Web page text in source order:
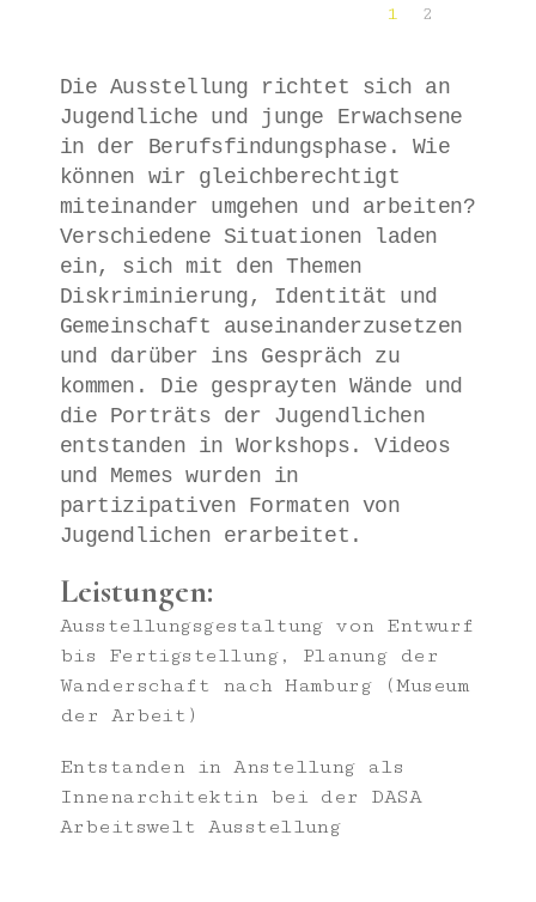
1 2
Die Ausstellung richtet sich an
Jugendliche und junge Erwachsene
in der Berufsfindungsphase. Wie
können wir gleichberechtigt
miteinander umgehen und arbeiten?
Verschiedene Situationen laden
ein, sich mit den Themen
Diskriminierung, Identität und
Gemeinschaft auseinanderzusetzen
und darüber ins Gespräch zu
kommen. Die gesprayten Wände und
die Porträts der Jugendlichen
entstanden in Workshops. Videos
und Memes wurden in
partizipativen Formaten von
Jugendlichen erarbeitet.
Leistungen:
Ausstellungsgestaltung von Entwurf
bis Fertigstellung, Planung der
Wanderschaft nach Hamburg (Museum
der Arbeit)
Entstanden in Anstellung als
Innenarchitektin bei der DASA
Arbeitswelt Ausstellung